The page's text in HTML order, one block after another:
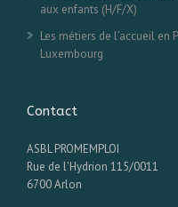
aux enfants (H/F/X)
Les métiers de l’accueil en
Luxembourg
Contact
ASBL PROMEMPLOI
Rue de l'Hydrion 115/0011
6700 Arlon